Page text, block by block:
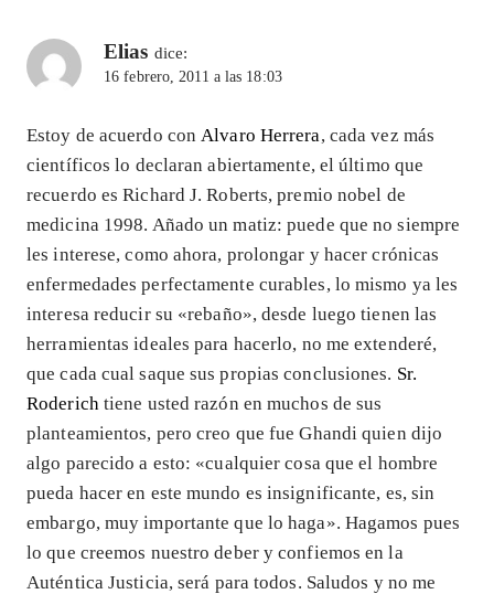
Elias dice:
16 febrero, 2011 a las 18:03
Estoy de acuerdo con Alvaro Herrera, cada vez más
científicos lo declaran abiertamente, el último que
recuerdo es Richard J. Roberts, premio nobel de
medicina 1998. Añado un matiz: puede que no siempre
les interese, como ahora, prolongar y hacer crónicas
enfermedades perfectamente curables, lo mismo ya les
interesa reducir su «rebaño», desde luego tienen las
herramientas ideales para hacerlo, no me extenderé,
que cada cual saque sus propias conclusiones. Sr.
Roderich tiene usted razón en muchos de sus
planteamientos, pero creo que fue Ghandi quien dijo
algo parecido a esto: «cualquier cosa que el hombre
pueda hacer en este mundo es insignificante, es, sin
embargo, muy importante que lo haga». Hagamos pues
lo que creemos nuestro deber y confiemos en la
Auténtica Justicia, será para todos. Saludos y no me